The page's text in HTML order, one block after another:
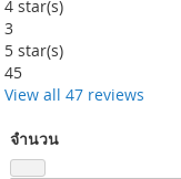
4star(s)
3
5star(s)
45
View all 47 reviews
จำนวน